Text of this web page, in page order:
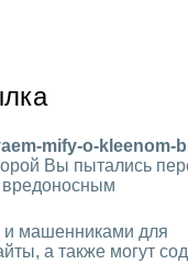
mify-o-kleenom-
Вы пытались
вредоносным
и машенниками для
а также могут